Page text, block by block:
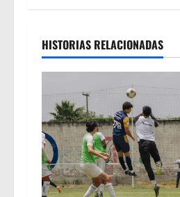
i
ó
n
d
e
e
HISTORIAS RELACIONADAS